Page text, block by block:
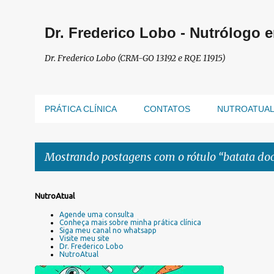
Dr. Frederico Lobo - Nutrólogo
Dr. Frederico Lobo (CRM-GO 13192 e RQE 11915)
PRÁTICA CLÍNICA CONTATOS NUTROATUAL
Mostrando postagens com o rótulo batata
P
NutroAtual
Agende uma consulta
Conheça mais sobre minha prática clínica
Siga meu canal no whatsapp
Visite meu site
Dr. Frederico Lobo
NutroAtual